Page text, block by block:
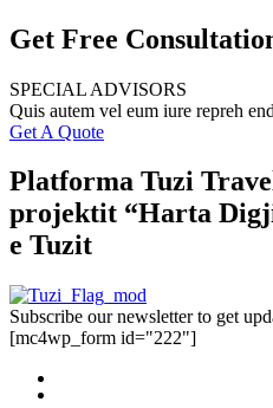
Get Free
SPECIAL ADVISORS
Quis autem vel eum iure repreh
Get A Quote
Platforma Tuzi
projektit “Harta
e Tuzit
Subscribe our newsletter to get
[mc4wp_form id="222"]